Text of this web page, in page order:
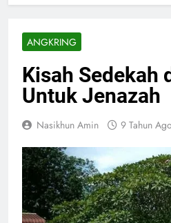
ANGKRING
Kisah Sedekah
Untuk Jenazah
Nasikhun Amin 9 Tahun Ago